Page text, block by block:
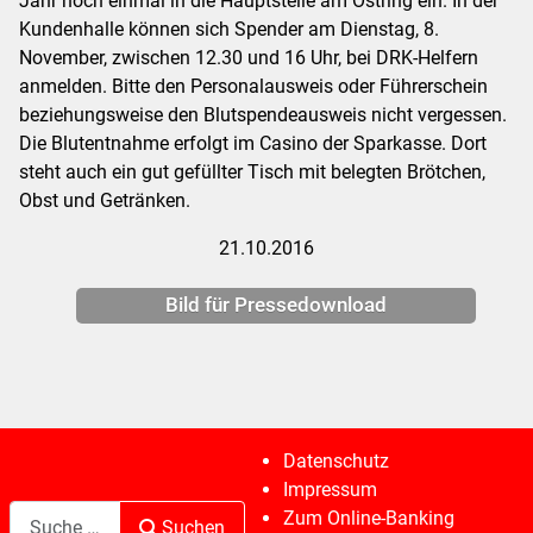
Kundenhalle können sich Spender am Dienstag, 8.
November, zwischen 12.30 und 16 Uhr, bei DRK-Helfern
anmelden. Bitte den Personalausweis oder Führerschein
beziehungsweise den Blutspendeausweis nicht vergessen.
Die Blutentnahme erfolgt im Casino der Sparkasse. Dort
steht auch ein gut gefüllter Tisch mit belegten Brötchen,
Obst und Getränken.
21.10.2016
Bild für Pressedownload
Suchen
Datenschutz
Impressum
Zum Online-Banking